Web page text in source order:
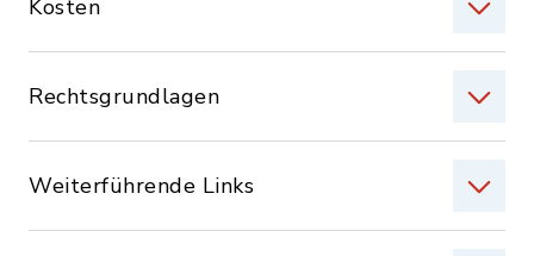
Kosten
Rechtsgrundlagen
Weiterführende Links